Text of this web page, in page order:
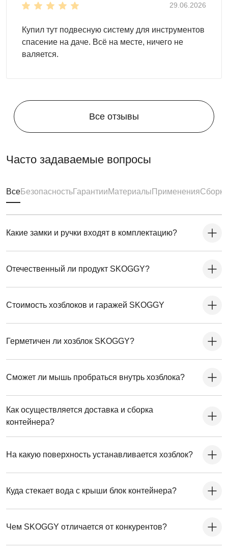
29.06.2026
Купил тут подвесную систему для инструментов
спасение на даче. Всё на месте, ничего не
валяется.
Все отзывы
Часто задаваемые вопросы
ВсеБезопасностьГарантииМатериалы ПримененияСборка
Какие замки и ручки входят в комплектацию?
Отечественный ли продукт SKOGGY?
Стоимость хозблоков и гаражей SKOGGY
Герметичен ли хозблок SKOGGY?
Сможет ли мышь пробраться внутрь хозблока?
Как осуществляется доставка и сборка
контейнера?
На какую поверхность устанавливается хозблок?
Куда стекает вода с крыши блок контейнера?
Чем SKOGGY отличается от конкурентов?